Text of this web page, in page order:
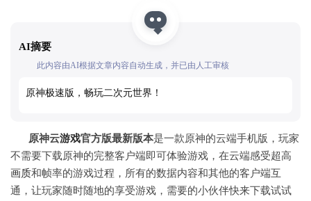
AI摘要
此内容由AI根据文章内容自动生成，并已由人工审核
原神极速版，畅玩二次元世界！
原神云游戏官方版最新版本是一款原神的云端手机版，玩家
不需要下载原神的完整客户端即可体验游戏，在云端感受超高
画质和帧率的游戏过程，所有的数据内容和其他的客户端互
通，让玩家随时随地的享受游戏，需要的小伙伴快来下载试试